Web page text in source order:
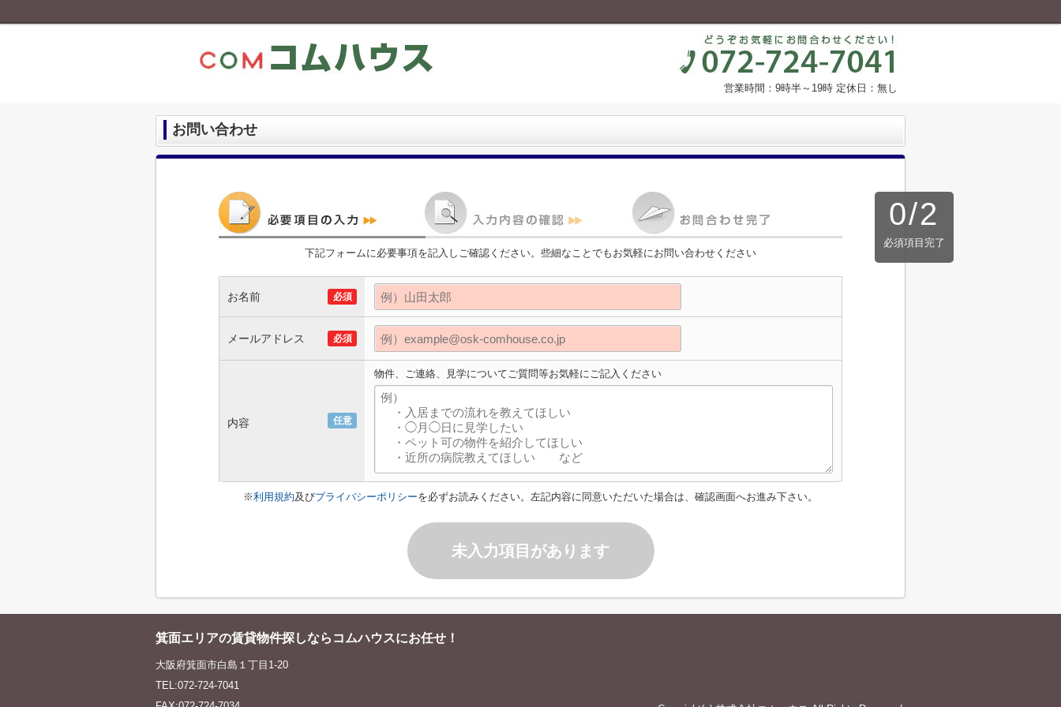
営業時間：9時半～19時 定休日：無し
お問い合わせ
0/2
必須項目完了
下記フォームに必要事項を記入しご確認ください。些細なことでもお気軽にお問い合わせください
お名前 必須
メールアドレス 必須
内容 任意
物件、ご連絡、見学についてご質問等お気軽にご記入ください
※利用規約及びプライバシーポリシーを必ずお読みください。左記内容に同意いただいた場合は、確認画面へお進み下さい。
未入力項目があります
箕面エリアの賃貸物件探しならコムハウスにお任せ！
大阪府箕面市白島１丁目1-20
TEL:072-724-7041